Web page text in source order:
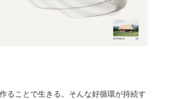
ることで生きる。そんな好循環が持続す